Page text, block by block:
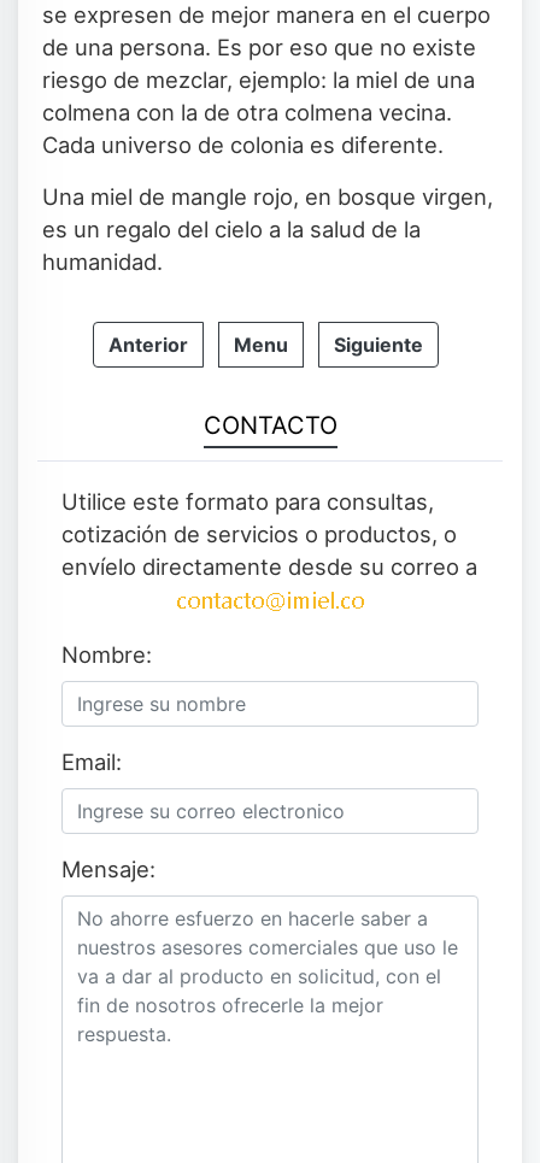
se expresen de mejor manera en el cuerpo
de una persona. Es por eso que no existe
riesgo de mezclar, ejemplo: la miel de una
colmena con la de otra colmena vecina.
Cada universo de colonia es diferente.
Una miel de mangle rojo, en bosque virgen,
es un regalo del cielo a la salud de la
humanidad.
Anterior Menu Siguiente
CONTACTO
Utilice este formato para consultas,
cotización de servicios o productos, o
envíelo directamente desde su correo a
Nombre:
Email:
Mensaje: